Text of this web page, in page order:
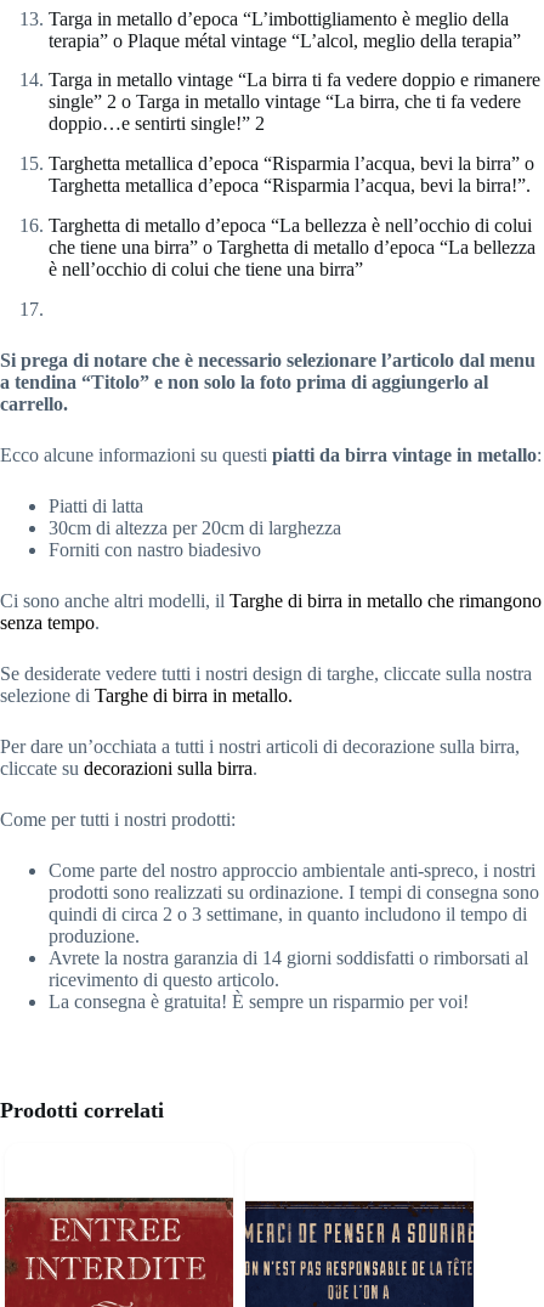
Targa in metallo d’epoca “L’imbottigliamento è meglio della
terapia” o Plaque métal vintage “L’alcol, meglio della terapia”
Targa in metallo vintage “La birra ti fa vedere doppio e rimanere
single” 2 o Targa in metallo vintage “La birra, che ti fa vedere
doppio…e sentirti single!” 2
Targhetta metallica d’epoca “Risparmia l’acqua, bevi la birra” o
Targhetta metallica d’epoca “Risparmia l’acqua, bevi la birra!”.
Targhetta di metallo d’epoca “La bellezza è nell’occhio di colui
che tiene una birra” o Targhetta di metallo d’epoca “La bellezza
è nell’occhio di colui che tiene una birra”
Si prega di notare che è necessario selezionare l’articolo dal menu
a tendina “Titolo” e non solo la foto prima di aggiungerlo al
carrello.
Ecco alcune informazioni su questi piatti da birra vintage in metallo:
Piatti di latta
30cm di altezza per 20cm di larghezza
Forniti con nastro biadesivo
Ci sono anche altri modelli, il Targhe di birra in metallo che rimangono
senza tempo.
Se desiderate vedere tutti i nostri design di targhe, cliccate sulla nostra
selezione di Targhe di birra in metallo.
Per dare un’occhiata a tutti i nostri articoli di decorazione sulla birra,
cliccate su decorazioni sulla birra.
Come per tutti i nostri prodotti:
Come parte del nostro approccio ambientale anti-spreco, i nostri
prodotti sono realizzati su ordinazione. I tempi di consegna sono
quindi di circa 2 o 3 settimane, in quanto includono il tempo di
produzione.
Avrete la nostra garanzia di 14 giorni soddisfatti o rimborsati al
ricevimento di questo articolo.
La consegna è gratuita! È sempre un risparmio per voi!
Prodotti correlati